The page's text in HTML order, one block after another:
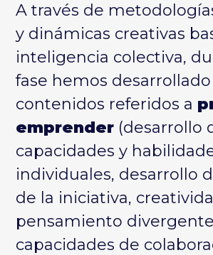
A través de
y dinámicas creativas
inteligencia colectiva,
fase hemos
contenidos referidos a
emprender (desarrollo
capacidades y
individuales, desarrollo
de la iniciativa,
pensamiento
capacidades de